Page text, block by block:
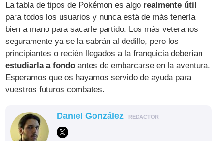
La tabla de tipos de Pokémon es algo realmente útil
para todos los usuarios y nunca está de más tenerla
bien a mano para sacarle partido. Los más veteranos
seguramente ya se la sabrán al dedillo, pero los
principiantes o recién llegados a la franquicia deberían
estudiarla a fondo antes de embarcarse en la aventura.
Esperamos que os hayamos servido de ayuda para
vuestros futuros combates.
Daniel González REDACTOR